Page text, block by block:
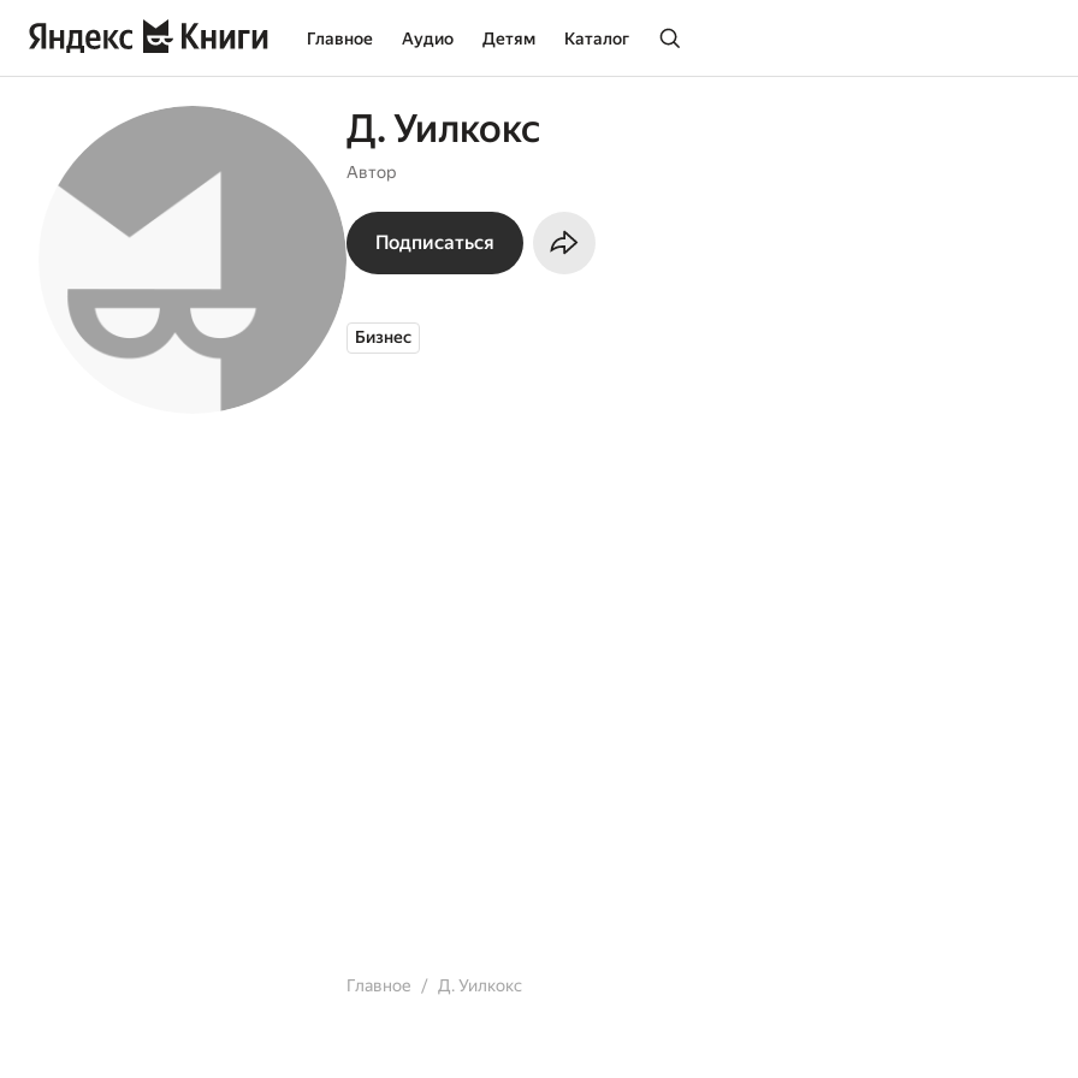
Главное Аудио Детям Каталог
Д. Уилкокс
Автор
Подписаться
Бизнес
Главное Д. Уилкокс